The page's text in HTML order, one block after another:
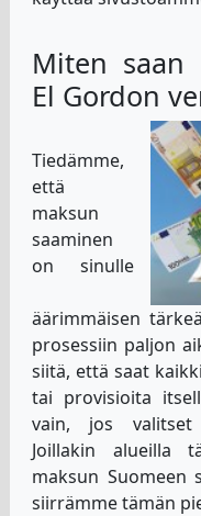
Miten saan
El Gordon
Tiedämme,
että
maksun
saaminen
on sinulle
äärimmäisen
prosessiin paljon
siitä, että saat
tai provisioita
vain, jos valitset
Joillakin alueilla
maksun Suomeen
siirrämme tämän